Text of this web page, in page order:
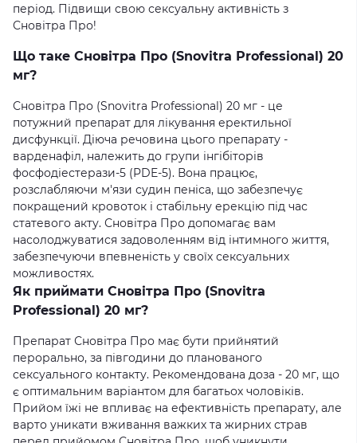
період. Підвищи свою сексуальну активність з
Сновітра Про!
Що таке Сновітра Про (Snovitra Professional) 20
мг?
Сновітра Про (Snovitra Professional) 20 мг - це
потужний препарат для лікування еректильної
дисфункції. Діюча речовина цього препарату -
варденафіл, належить до групи інгібіторів
фосфодіестерази-5 (PDE-5). Вона працює,
розслабляючи м'язи судин пеніса, що забезпечує
покращений кровоток і стабільну ерекцію під час
статевого акту. Сновітра Про допомагає вам
насолоджуватися задоволенням від інтимного життя,
забезпечуючи впевненість у своїх сексуальних
можливостях.
Як приймати Сновітра Про (Snovitra
Professional) 20 мг?
Препарат Сновітра Про має бути прийнятий
перорально, за півгодини до планованого
сексуального контакту. Рекомендована доза - 20 мг, що
є оптимальним варіантом для багатьох чоловіків.
Прийом їжі не впливає на ефективність препарату, але
варто уникати вживання важких та жирних страв